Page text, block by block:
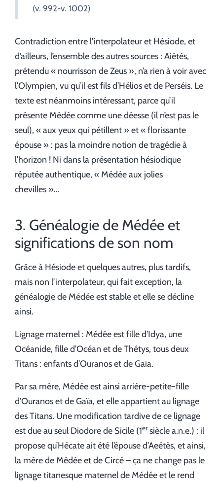
(v. 992-v. 1002)
Contradiction entre l’interpolateur et Hésiode, et
d’ailleurs, l’ensemble des autres sources : Aiétès,
prétendu « nourrisson de Zeus », n’a rien à voir avec
l’Olympien, vu qu’il est fils d’Hélios et de Perséis. Le
texte est néanmoins intéressant, parce qu’il
présente Médée comme une déesse (il n’est pas le
seul), « aux yeux qui pétillent » et « florissante
épouse » : pas la moindre notion de tragédie à
l’horizon ! Ni dans la présentation hésiodique
réputée authentique, « Médée aux jolies
chevilles »…
3. Généalogie de Médée et
significations de son nom
Grâce à Hésiode et quelques autres, plus tardifs,
mais non l’interpolateur, qui fait exception, la
généalogie de Médée est stable et elle se décline
ainsi.
Lignage maternel : Médée est fille d’Idya, une
Océanide, fille d’Océan et de Thétys, tous deux
Titans : enfants d’Ouranos et de Gaïa.
Par sa mère, Médée est ainsi arrière-petite-fille
d’Ouranos et de Gaïa, et elle appartient au lignage
des Titans. Une modification tardive de ce lignage
est due au seul Diodore de Sicile (1ersiècle a.n.e.) : il
propose qu’Hécate ait été l’épouse d’Aeétès, et ainsi,
la mère de Médée et de Circé – ça ne change pas le
lignage titanesque maternel de Médée et le rend